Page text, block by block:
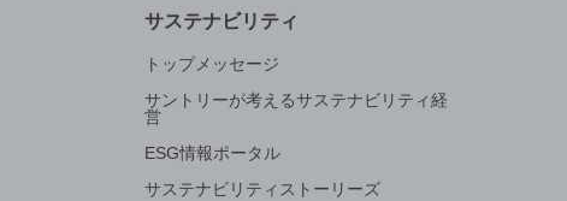
サステナビリティ
トップメッセージ
サントリーが考えるサステナビリティ経
営
ESG情報ポータル
サステナビリティストーリーズ